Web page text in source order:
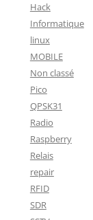
Hack
Informatique
linux
MOBILE
Non classé
Pico
QPSK31
Radio
Raspberry
Relais
repair
RFID
SDR